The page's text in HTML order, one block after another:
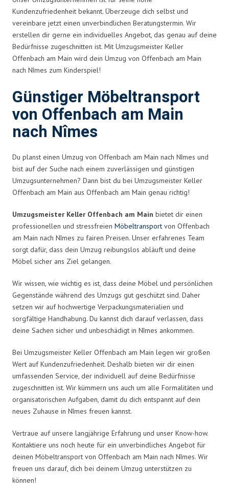
Kundenzufriedenheit bekannt. Überzeuge dich selbst und
vereinbare jetzt einen unverbindlichen Beratungstermin. Wir
erstellen dir gerne ein individuelles Angebot, das genau auf deine
Bedürfnisse zugeschnitten ist. Mit Umzugsmeister Keller
Offenbach am Main wird dein Umzug von Offenbach am Main
nach Nîmes zum Kinderspiel!
Günstiger Möbeltransport
von Offenbach am Main
nach Nîmes
Du planst einen Umzug von Offenbach am Main nach Nîmes und
bist auf der Suche nach einem zuverlässigen und günstigen
Umzugsunternehmen? Dann bist du bei Umzugsmeister Keller
Offenbach am Main aus Offenbach am Main genau richtig!
Umzugsmeister Keller Offenbach am Main bietet dir einen
professionellen und stressfreien Möbeltransport von Offenbach
am Main nach Nîmes zu fairen Preisen. Unser erfahrenes Team
sorgt dafür, dass dein Umzug reibungslos abläuft und deine
Möbel sicher ans Ziel gelangen.
Wir wissen, wie wichtig es ist, dass deine Möbel und persönlichen
Gegenstände während des Umzugs gut geschützt sind. Daher
setzen wir auf hochwertige Verpackungsmaterialien und
sorgfältige Handhabung. Du kannst dich darauf verlassen, dass
deine Sachen sicher und unbeschädigt in Nîmes ankommen.
Bei Umzugsmeister Keller Offenbach am Main legen wir großen
Wert auf Kundenzufriedenheit. Deshalb bieten wir dir einen
umfassenden Service, der individuell auf deine Bedürfnisse
zugeschnitten ist. Wir kümmern uns auch um alle Formalitäten und
organisatorischen Aufgaben, damit du dich entspannt auf dein
neues Zuhause in Nîmes freuen kannst.
Vertraue auf unsere langjährige Erfahrung und unser Know-how.
Kontaktiere uns noch heute für ein unverbindliches Angebot für
deinen Möbeltransport von Offenbach am Main nach Nîmes. Wir
freuen uns darauf, dich bei deinem Umzug unterstützen zu
können!